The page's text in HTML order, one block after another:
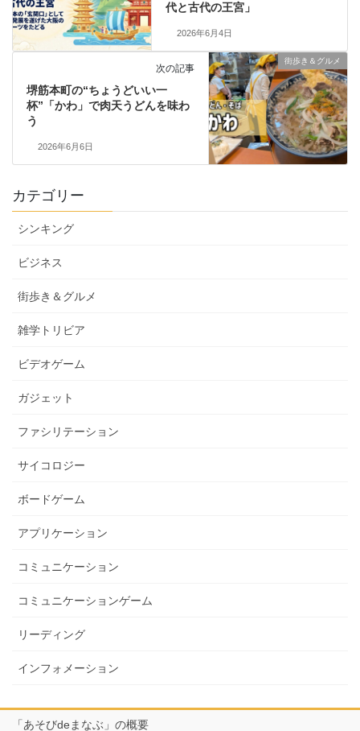
代と古代の王宮」
2026年6月4日
街歩き＆グルメ
次の記事
堺筋本町の“ちょうどいい一
杯”「かわ」で肉天うどんを味わ
う
2026年6月6日
カテゴリー
シンキング
ビジネス
街歩き＆グルメ
雑学トリビア
ビデオゲーム
ガジェット
ファシリテーション
サイコロジー
ボードゲーム
アプリケーション
コミュニケーション
コミュニケーションゲーム
リーディング
インフォメーション
「あそびdeまなぶ」の概要